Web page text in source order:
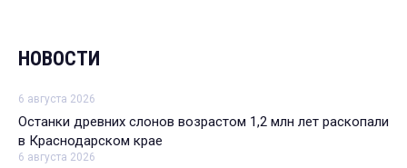
НОВОСТИ
6 августа 2026
Останки древних слонов возрастом 1,2 млн лет раскопали
в Краснодарском крае
6 августа 2026